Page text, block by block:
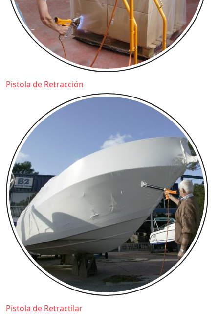
Pistola de Retracción
Pistola de Retractilar